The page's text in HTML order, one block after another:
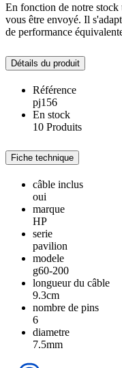
En fonction de notre stock
vous être envoyé. Il
de performance
Détails du produit
Référence
pj156
En stock
10 Produits
Fiche technique
câble inclus
oui
marque
HP
serie
pavilion
modele
g60-200
longueur du câble
9.3cm
nombre de pins
6
diametre
7.5mm